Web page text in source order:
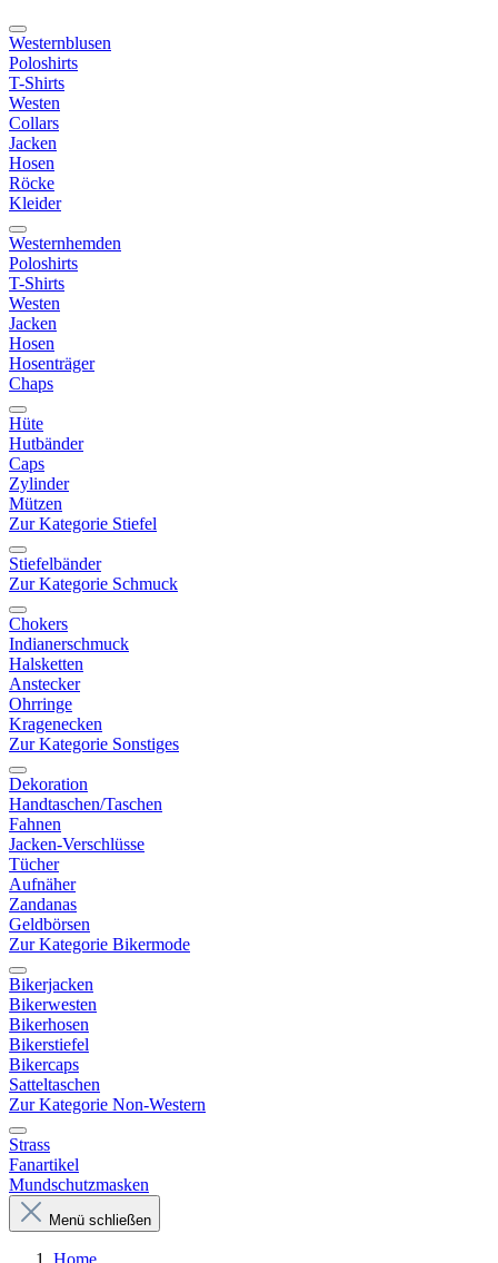
Westernblusen
Poloshirts
T-Shirts
Westen
Collars
Jacken
Hosen
Röcke
Kleider
Westernhemden
Poloshirts
T-Shirts
Westen
Jacken
Hosen
Hosenträger
Chaps
Hüte
Hutbänder
Caps
Zylinder
Mützen
Zur Kategorie Stiefel
Stiefelbänder
Zur Kategorie Schmuck
Chokers
Indianerschmuck
Halsketten
Anstecker
Ohrringe
Kragenecken
Zur Kategorie Sonstiges
Dekoration
Handtaschen/Taschen
Fahnen
Jacken-Verschlüsse
Tücher
Aufnäher
Zandanas
Geldbörsen
Zur Kategorie Bikermode
Bikerjacken
Bikerwesten
Bikerhosen
Bikerstiefel
Bikercaps
Satteltaschen
Zur Kategorie Non-Western
Strass
Fanartikel
Mundschutzmasken
Menü schließen
Home